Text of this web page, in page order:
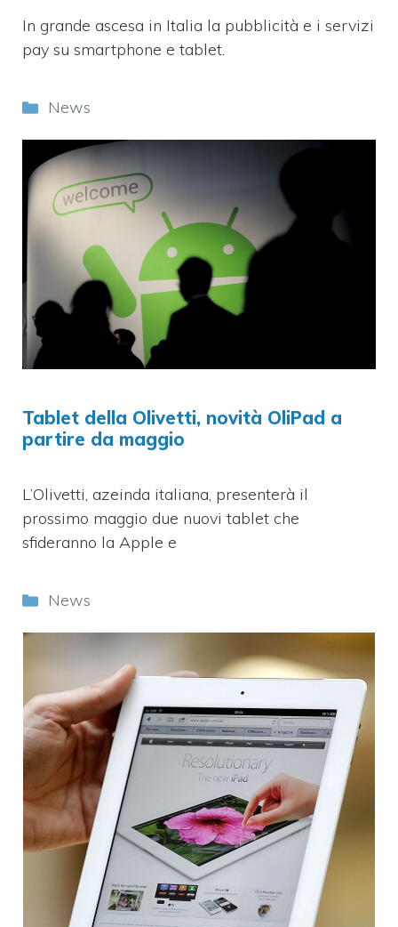
In grande ascesa in Italia la pubblicità e i servizi
pay su smartphone e tablet.
Categorie
News
Tablet della Olivetti, novità OliPad a
partire da maggio
L’Olivetti, azeinda italiana, presenterà il
prossimo maggio due nuovi tablet che
sfideranno la Apple e
Categorie
News